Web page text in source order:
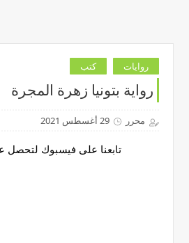
روايات كتب
رواية بتونيا زهرة المجرة
محرر 29 أغسطس 2021
تابعنا على فيسبوك لتحصل